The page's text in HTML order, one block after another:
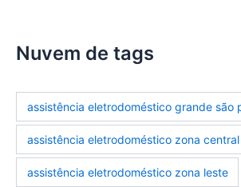
manutencao-
Nuvem de tags
assistência eletrodoméstico grande são
assistência eletrodoméstico zona central
assistência eletrodoméstico zona leste